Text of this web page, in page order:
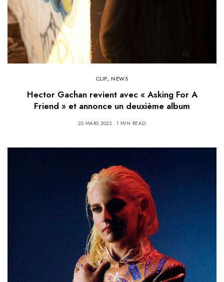
CLIP, NEWS
Hector Gachan revient avec « Asking For A
Friend » et annonce un deuxième album
20 MARS 2022 1 MIN READ